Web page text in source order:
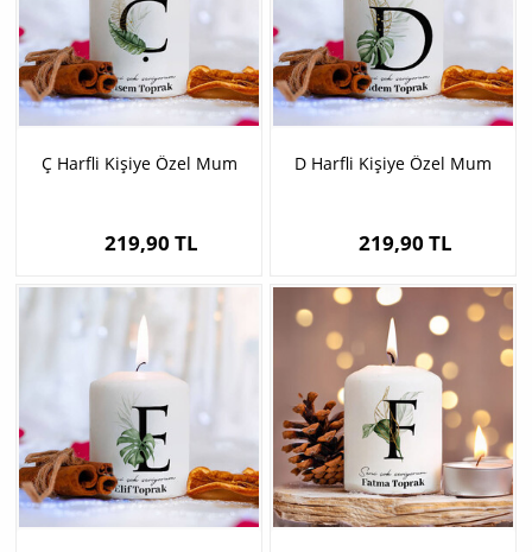
Ç Harfli Kişiye Özel Mum
219,90 TL
D Harfli Kişiye Özel Mum
219,90 TL